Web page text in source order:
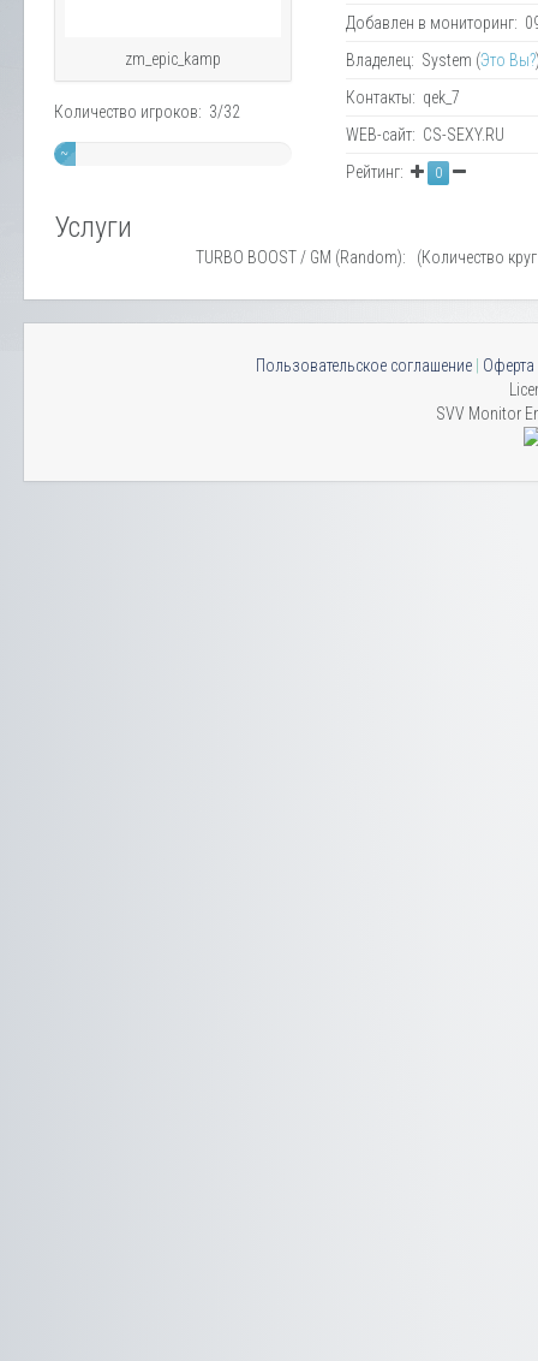
zm_epic_kamp
Количество игроков: 3/32
~
Добавлен в мониторинг:
Владелец: System (Это Вы?
Контакты: qek_7
WEB-сайт: CS-SEXY.RU
Рейтинг:
0
Услуги
TURBO BOOST / GM (Random): (Количество
Пользовательское соглашение
Оферта
SVV Monitor